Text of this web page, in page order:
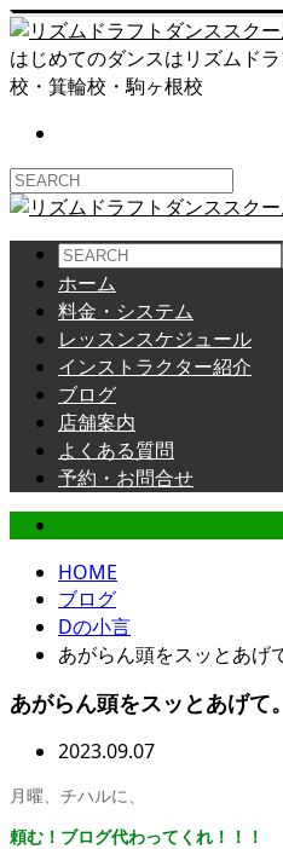
はじめてのダンスはリズムド
校・箕輪校・駒ヶ根校
ホーム
料金・システム
レッスンスケジュール
インストラクター紹介
ブログ
店舗案内
よくある質問
予約・お問合せ
HOME
ブログ
Dの小言
あがらん頭をスッとあげて
あがらん頭をスッとあげて。
2023.09.07
月曜、チハルに、
頼む！ブログ代わってくれ！！！